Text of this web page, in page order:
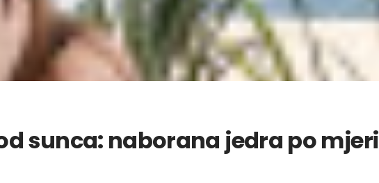
sunca: naborana jedra po mjeri